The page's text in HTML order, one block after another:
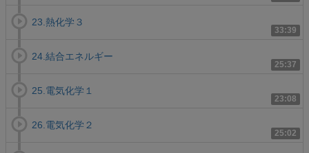
33:39
23.熱化学３
25:37
24.結合エネルギー
23:08
25.電気化学１
25:02
26.電気化学２